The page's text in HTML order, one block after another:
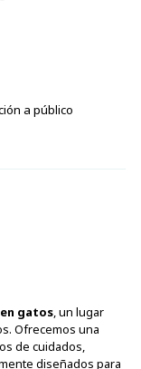
a público
gatos, un lugar
Ofrecemos una
de cuidados,
diseñados para